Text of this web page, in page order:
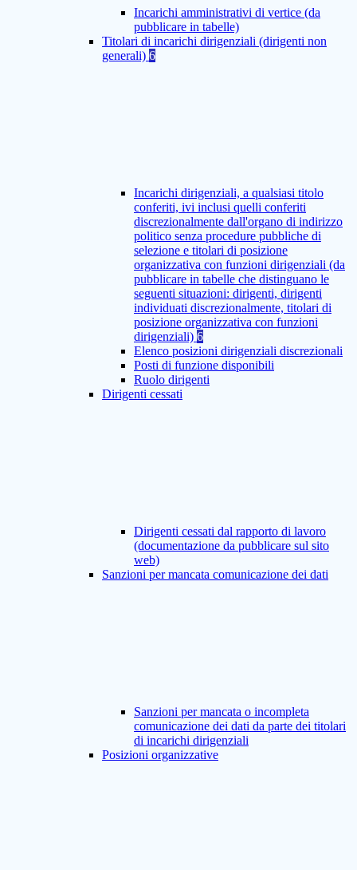
Incarichi amministrativi di vertice (da
pubblicare in tabelle)
Titolari di incarichi dirigenziali (dirigenti non
generali) 6
Incarichi dirigenziali, a qualsiasi titolo
conferiti, ivi inclusi quelli conferiti
discrezionalmente dall'organo di indirizzo
politico senza procedure pubbliche di
selezione e titolari di posizione
organizzativa con funzioni dirigenziali (da
pubblicare in tabelle che distinguano le
seguenti situazioni: dirigenti, dirigenti
individuati discrezionalmente, titolari di
posizione organizzativa con funzioni
dirigenziali) 6
Elenco posizioni dirigenziali discrezionali
Posti di funzione disponibili
Ruolo dirigenti
Dirigenti cessati
Dirigenti cessati dal rapporto di lavoro
(documentazione da pubblicare sul sito
web)
Sanzioni per mancata comunicazione dei dati
Sanzioni per mancata o incompleta
comunicazione dei dati da parte dei titolari
di incarichi dirigenziali
Posizioni organizzative